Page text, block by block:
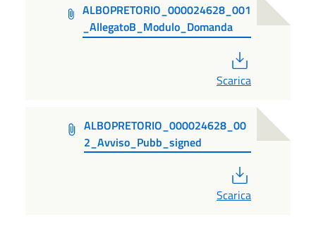
ALBOPRETORIO_000024628_001
_AllegatoB_Modulo_Domanda
Scarica
ALBOPRETORIO_000024628_00
2_Avviso_Pubb_signed
Scarica